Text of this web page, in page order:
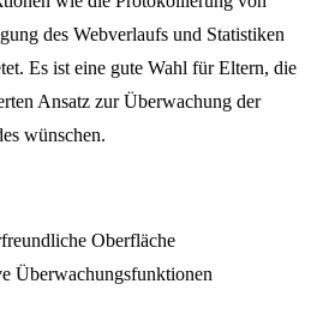
des Webverlaufs und Statistiken
Es ist eine gute Wahl für Eltern, die
Ansatz zur Überwachung der
wünschen.
Oberfläche
Überwachungsfunktionen